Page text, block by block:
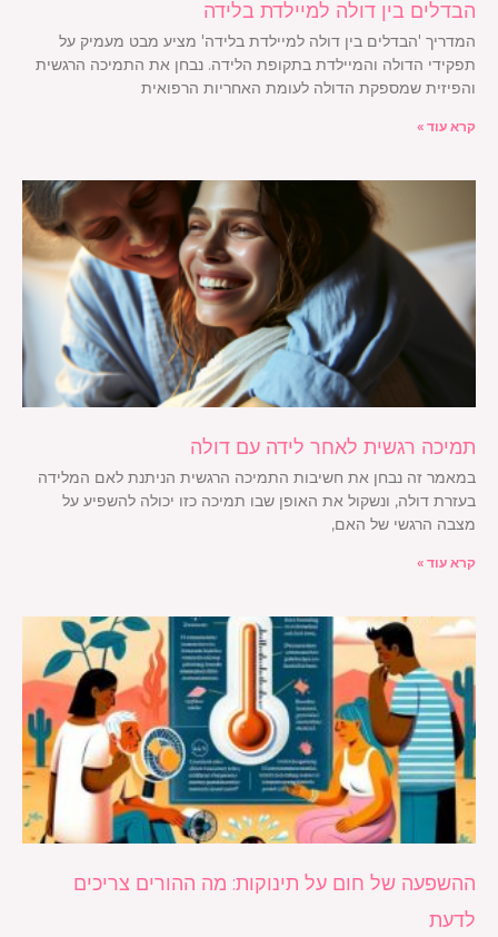
הבדלים בין דולה למיילדת בלידה
המדריך 'הבדלים בין דולה למיילדת בלידה' מציע מבט מעמיק על
תפקידי הדולה והמיילדת בתקופת הלידה. נבחן את התמיכה הרגשית
והפיזית שמספקת הדולה לעומת האחריות הרפואית
קרא עוד »
תמיכה רגשית לאחר לידה עם דולה
במאמר זה נבחן את חשיבות התמיכה הרגשית הניתנת לאם המלידה
בעזרת דולה, ונשקול את האופן שבו תמיכה כזו יכולה להשפיע על
מצבה הרגשי של האם,
קרא עוד »
ההשפעה של חום על תינוקות: מה ההורים צריכים
לדעת